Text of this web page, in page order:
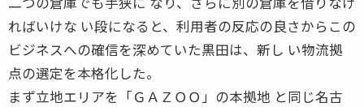
ればいけな い段になると、利用者の反応の良さからこの
ビジネスへの確信を深めていた黒田は、新し い物流拠
点の選定を本格化した。
まず立地エリアを「ＧＡＺＯＯ」の本拠地 と同じ名古